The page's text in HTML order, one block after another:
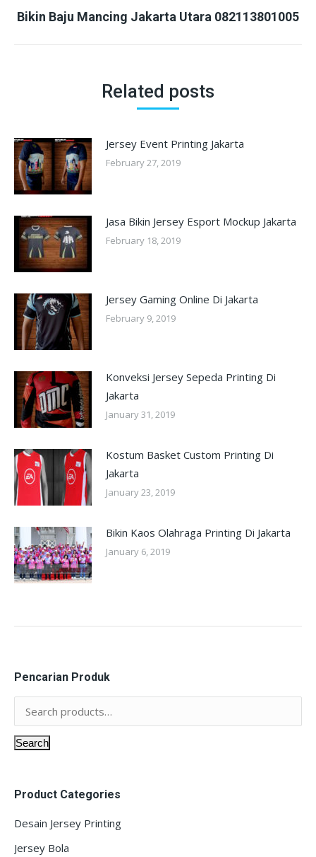
Next
Bikin Baju Mancing Jakarta Utara 082113801005
Related posts
Jersey Event Printing Jakarta
February 27, 2019
Jasa Bikin Jersey Esport Mockup Jakarta
February 18, 2019
Jersey Gaming Online Di Jakarta
February 9, 2019
Konveksi Jersey Sepeda Printing Di
Jakarta
January 31, 2019
Kostum Basket Custom Printing Di
Jakarta
January 23, 2019
Bikin Kaos Olahraga Printing Di Jakarta
January 6, 2019
Pencarian Produk
Search
Product Categories
Desain Jersey Printing
Jersey Bola